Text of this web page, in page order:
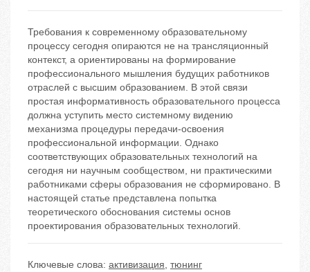
Требования к современному образовательному
процессу сегодня опираются не на трансляционный
контекст, а ориентированы на формирование
профессионального мышления будущих работников
отраслей с высшим образованием. В этой связи
простая информативность образовательного процесса
должна уступить место системному видению
механизма процедуры передачи-освоения
профессиональной информации. Однако
соответствующих образовательных технологий на
сегодня ни научным сообществом, ни практическими
работниками сферы образования не сформировано. В
настоящей статье представлена попытка
теоретического обоснования системы основ
проектирования образовательных технологий.
Ключевые слова: активизация, тюнинг